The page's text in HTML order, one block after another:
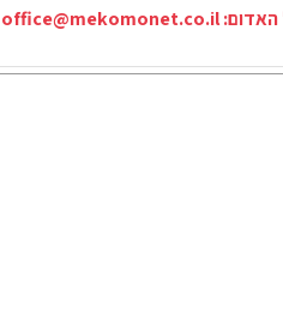
האדום:office@mekomonet.co.il